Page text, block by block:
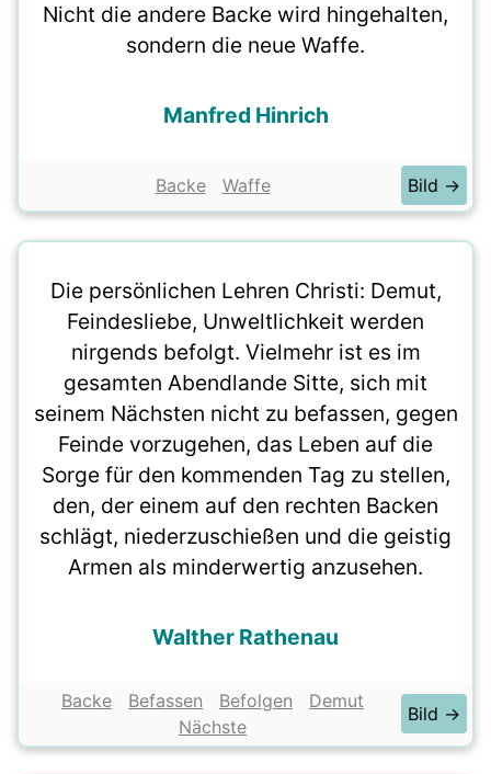
Nicht die andere Backe wird hingehalten,
sondern die neue Waffe.
Manfred Hinrich
Backe Waffe Bild →
Die persönlichen Lehren Christi: Demut,
Feindesliebe, Unweltlichkeit werden
nirgends befolgt. Vielmehr ist es im
gesamten Abendlande Sitte, sich mit
seinem Nächsten nicht zu befassen, gegen
Feinde vorzugehen, das Leben auf die
Sorge für den kommenden Tag zu stellen,
den, der einem auf den rechten Backen
schlägt, niederzuschießen und die geistig
Armen als minderwertig anzusehen.
Walther Rathenau
Backe Befassen Befolgen
Demut
Nächste
Bild →